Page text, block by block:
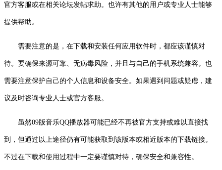
官方客服或在相关论坛发帖求助。也许有其他的用户或专业人士能够
提供帮助。
需要注意的是，在下载和安装任何应用软件时，都应该谨慎对
待。要确保来源可靠、无病毒风险，并且与自己的手机系统兼容。也
需要注意保护自己的个人信息和设备安全。如果遇到问题或疑虑，建
议及时咨询专业人士或官方客服。
虽然09版音乐QQ播放器可能已经不再被官方支持或难以直接找
到，但通过以上途径仍有可能获取到该版本或相近版本的下载链接。
不过在下载和使用过程中一定要谨慎对待，确保安全和兼容性。